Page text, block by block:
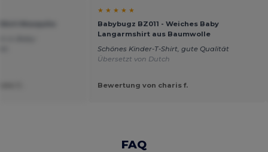
★ ★ ★ ★ ★
Babybugz BZ011 - Weiches Baby
Langarmshirt aus Baumwolle
Schönes Kinder-T-Shirt, gute Qualität
Übersetzt von Dutch
Bewertung von charis f.
FAQ